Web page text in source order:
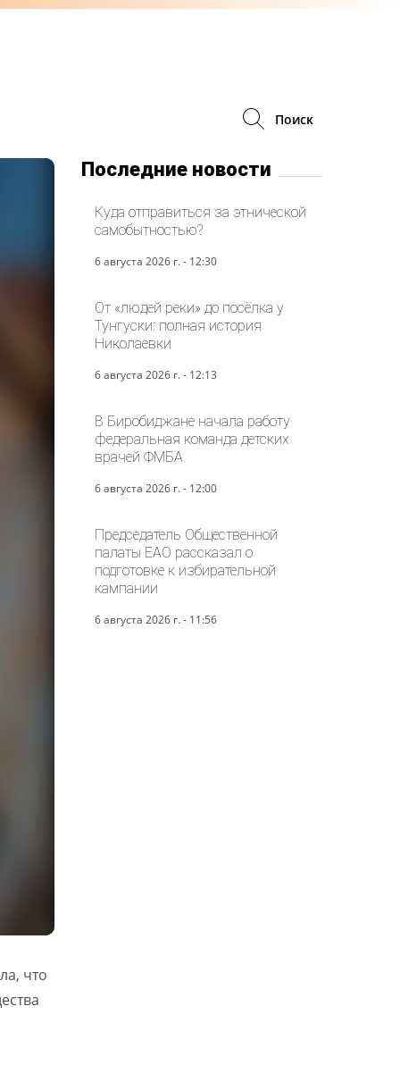
Поиск
что
Последние новости
Куда отправиться за этнической
самобытностью?
6 августа 2026 г. - 12:30
От «людей реки» до посёлка у
Тунгуски: полная история
Николаевки
6 августа 2026 г. - 12:13
В Биробиджане начала работу
федеральная команда детских
врачей ФМБА
6 августа 2026 г. - 12:00
Председатель Общественной
палаты ЕАО рассказал о
подготовке к избирательной
кампании
6 августа 2026 г. - 11:56